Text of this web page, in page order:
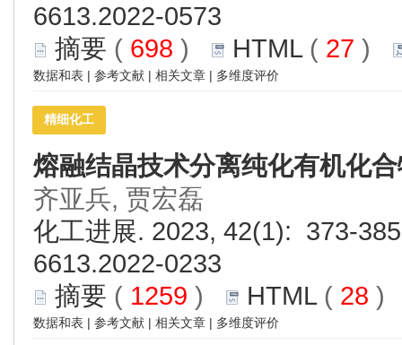
6613.2022-0573
摘要 ( 698 ) HTML( 27 )
数据和表 | 参考文献 | 相关文章 | 多维度评价
精细化工
熔融结晶技术分离纯化有机化
齐亚兵, 贾宏磊
化工进展. 2023, 42(1): 373-
6613.2022-0233
摘要 ( 1259 ) HTML( 28
数据和表 | 参考文献 | 相关文章 | 多维度评价